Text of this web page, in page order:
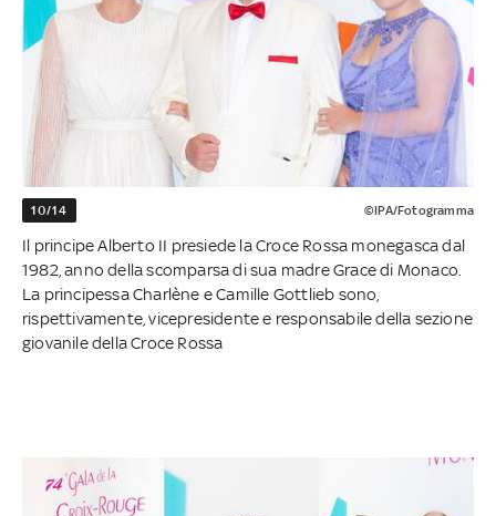
10/14 ©IPA/Fotogramma
Il principe Alberto II presiede la Croce Rossa monegasca dal
1982, anno della scomparsa di sua madre Grace di Monaco.
La principessa Charlène e Camille Gottlieb sono,
rispettivamente, vicepresidente e responsabile della sezione
giovanile della Croce Rossa